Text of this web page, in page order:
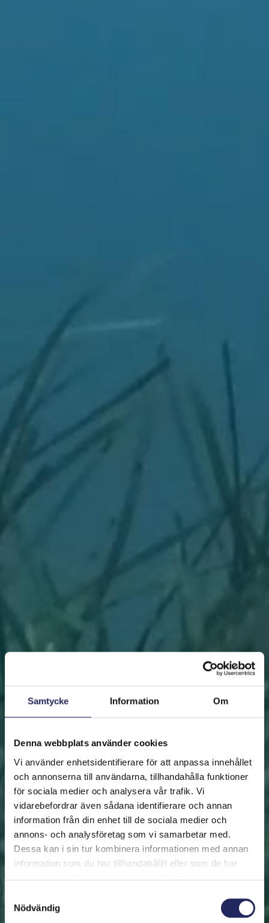
Samtycke Information Om
Denna webbplats använder cookies
Vi använder enhetsidentifierare för att anpassa innehållet
och annonserna till användarna, tillhandahålla funktioner
för sociala medier och analysera vår trafik. Vi
vidarebefordrar även sådana identifierare och annan
information från din enhet till de sociala medier och
annons- och analysföretag som vi samarbetar med.
Dessa kan i sin tur kombinera informationen med annan
information som du har tillhandahållit eller som de har
Nödvändig
FRAMSIDAN HJÄLP ÖSTERSJÖN RÄDDA EN BIT
Rädda en bit
Hjälp oss att rädda Östersjön. Du kan också ge den
räddade biten som en present. En bit av Östersjön är